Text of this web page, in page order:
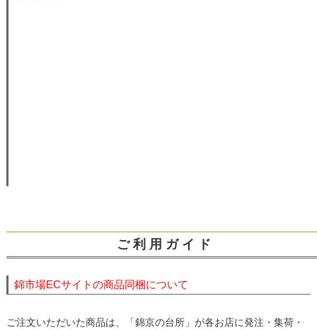
ご 利 用 ガ イ ド
錦市場ECサイトの商品同梱について
ご注文いただいた商品は、「錦京の台所」が各お店に発注・集荷・